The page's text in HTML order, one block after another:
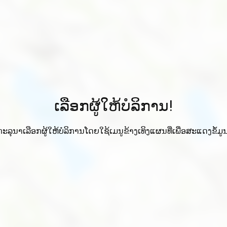
ເລືອກຜູ້ໃຫ້ບໍລິການ!
ະລຸນາເລືອກຜູ້ໃຫ້ບໍລິການໂດຍໃຊ້ເມນູຂ້າງເທິງແຜນທີ່ເພື່ອສະແດງຂໍ້ມູ